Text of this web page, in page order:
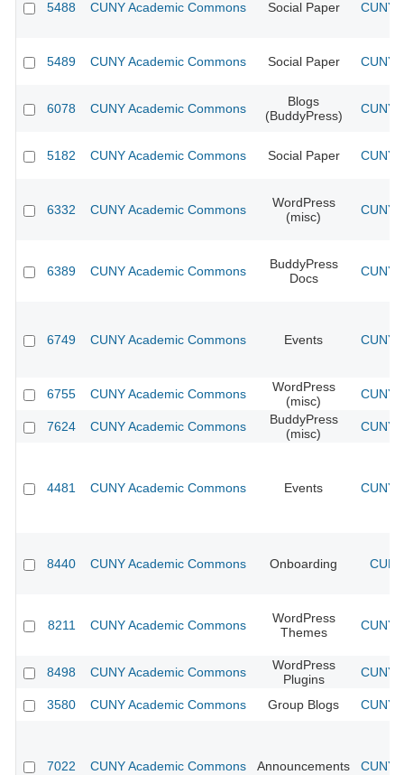
5488 CUNY Academic Commons Social Paper CUNY
5489 CUNY Academic Commons Social Paper CUNY
6078 CUNY Academic Commons
Blogs
(BuddyPress)
CUNY
5182 CUNY Academic Commons Social Paper CUNY
6332 CUNY Academic Commons
WordPress
(misc)
CUNY
6389 CUNY Academic Commons
BuddyPress
Docs
CUNY
6749 CUNY Academic Commons Events CUNY
6755 CUNY Academic Commons
WordPress
(misc)
CUNY
7624 CUNY Academic Commons
BuddyPress
(misc)
CUNY
4481 CUNY Academic Commons Events CUNY
8440 CUNY Academic Commons Onboarding
8211 CUNY Academic Commons
WordPress
Themes
CUNY
8498 CUNY Academic Commons
WordPress
Plugins
CUNY
3580 CUNY Academic Commons Group Blogs CUNY
7022 CUNY Academic Commons Announcements CUNY